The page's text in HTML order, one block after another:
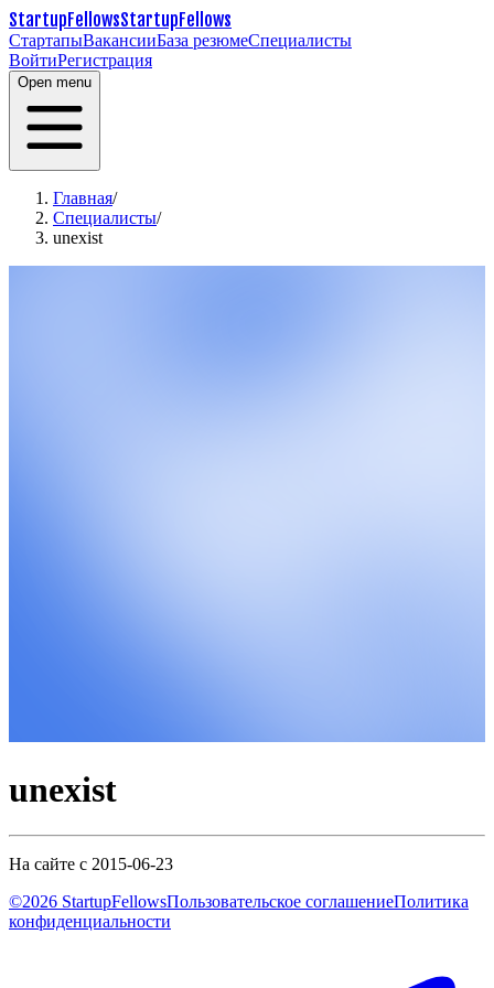
StartupFellowsStartupFellows
СтартапыВакансииБаза резюмеСпециалисты
ВойтиРегистрация
Open menu
Главная/
Специалисты/
unexist
unexist
На сайте с 2015-06-23
©2026 StartupFellowsПользовательское соглашениеПолитика
конфиденциальности